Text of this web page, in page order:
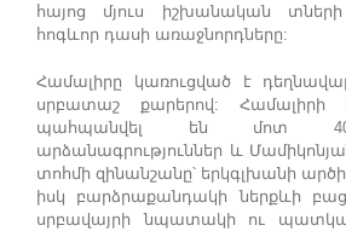
հայոց մյուս իշխանական
հոգևոր դասի առաջնորդները:
Համալիրը կառուցված է
սրբատաշ քարերով: Համալիրի
պահպանվել են մոտ 40
արձանագրություններ և
տոհմի զինանշանը՝ երկգլխանի
իսկ բարձրաքանդակի ներքևի
սրբավայրի նպատակի ու